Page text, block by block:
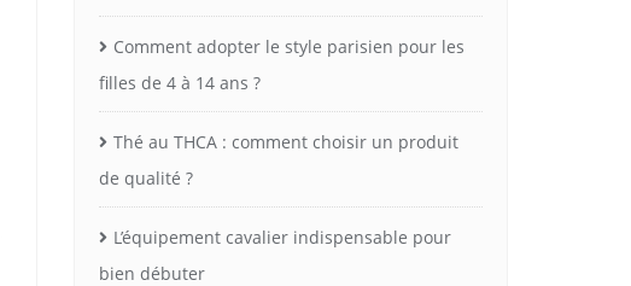
Comment adopter le style parisien pour les
filles de 4 à 14 ans ?
Thé au THCA : comment choisir un produit
de qualité ?
L’équipement cavalier indispensable pour
bien débuter